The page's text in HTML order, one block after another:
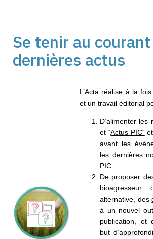
Se tenir au
dernières actus
L’Acta réalise à la
et un travail éditorial
D’alimenter les
et “Actus PIC“et
avant les
les dernières
PIC.
De proposer
alternative, des
à un nouvel
publication, et
but